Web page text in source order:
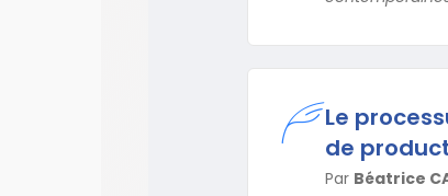
Le
de
Par Béatrice